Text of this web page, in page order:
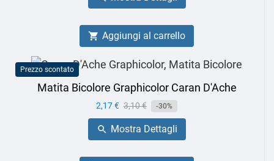
 Aggiungi al carrello
Prezzo scontato
Matita Bicolore Graphicolor Caran D'Ache
Prezzo
2,17 € Prezzo
base
3,10 € -30%
 Mostra Dettagli